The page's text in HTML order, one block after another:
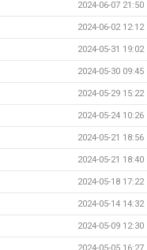
2024-06-07 21:50
2024-06-02 12:12
2024-05-31 19:02
2024-05-30 09:45
2024-05-29 15:22
2024-05-24 10:26
2024-05-21 18:56
2024-05-21 18:40
2024-05-18 17:22
2024-05-14 14:32
2024-05-09 12:30